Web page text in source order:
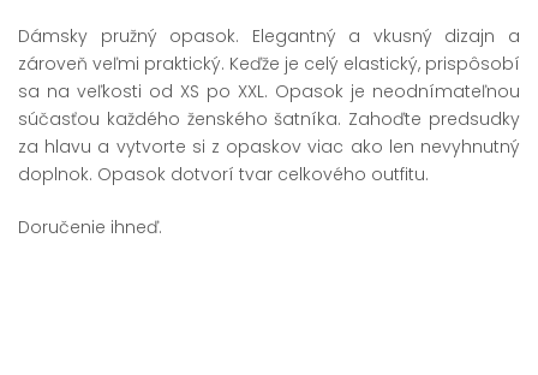
Dámsky pružný opasok. Elegantný a vkusný dizajn a
zároveň veľmi praktický. Keďže je celý elastický, prispôsobí
sa na veľkosti od XS po XXL. Opasok je neodnímateľnou
súčasťou každého ženského šatníka. Zahoďte predsudky
za hlavu a vytvorte si z opaskov viac ako len nevyhnutný
doplnok. Opasok dotvorí tvar celkového outfitu.
Doručenie ihneď.